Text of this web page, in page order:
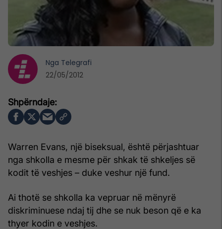
Warren Evans, një biseksual, është përjashtuar
nga shkolla e mesme për shkak të shkeljes së
kodit të veshjes – duke veshur një fund.
Ai thotë se shkolla ka vepruar në mënyrë
diskriminuese ndaj tij dhe se nuk beson që e ka
thyer kodin e veshjes.
Nga Telegrafi
22/05/2012